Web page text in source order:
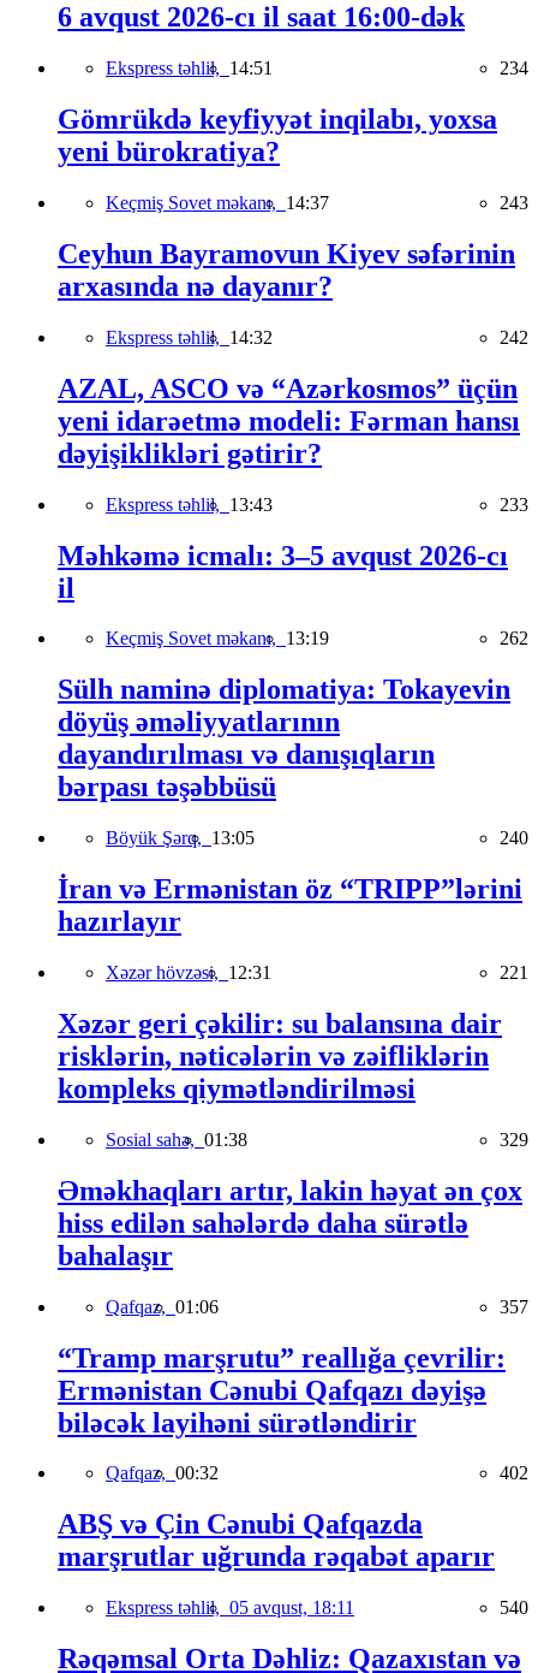
6 avqust 2026-cı il saat 16:00-dək
Ekspress təhlil, 14:51 234
Gömrükdə keyfiyyət inqilabı, yoxsa
yeni bürokratiya?
Keçmiş Sovet məkanı, 14:37 243
Ceyhun Bayramovun Kiyev səfərinin
arxasında nə dayanır?
Ekspress təhlil, 14:32 242
AZAL, ASCO və “Azərkosmos” üçün
yeni idarəetmə modeli: Fərman hansı
dəyişiklikləri gətirir?
Ekspress təhlil, 13:43 233
Məhkəmə icmalı: 3–5 avqust 2026-cı
il
Keçmiş Sovet məkanı, 13:19 262
Sülh naminə diplomatiya: Tokayevin
döyüş əməliyyatlarının
dayandırılması və danışıqların
bərpası təşəbbüsü
Böyük Şərq, 13:05 240
İran və Ermənistan öz “TRIPP”lərini
hazırlayır
Xəzər hövzəsi, 12:31 221
Xəzər geri çəkilir: su balansına dair
risklərin, nəticələrin və zəifliklərin
kompleks qiymətləndirilməsi
Sosial sahə, 01:38 329
Əməkhaqları artır, lakin həyat ən çox
hiss edilən sahələrdə daha sürətlə
bahalaşır
Qafqaz, 01:06 357
“Tramp marşrutu” reallığa çevrilir:
Ermənistan Cənubi Qafqazı dəyişə
biləcək layihəni sürətləndirir
Qafqaz, 00:32 402
ABŞ və Çin Cənubi Qafqazda
marşrutlar uğrunda rəqabət aparır
Ekspress təhlil, 05 avqust, 18:11 540
Rəqəmsal Orta Dəhliz: Qazaxıstan və